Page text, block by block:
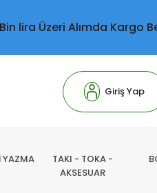
lira Üzeri Alımda Kargo
Giriş Yap
YAZMA
TAKI - TOKA -
AKSESUAR